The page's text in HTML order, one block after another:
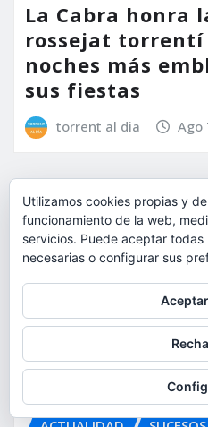
La Cabra honra
rossejat torrentí
noches más
sus fiestas
torrent al dia Ago
Utilizamos cookies propias y
funcionamiento de la web,
servicios. Puede aceptar
necesarias o configurar sus
Para obtener más información,